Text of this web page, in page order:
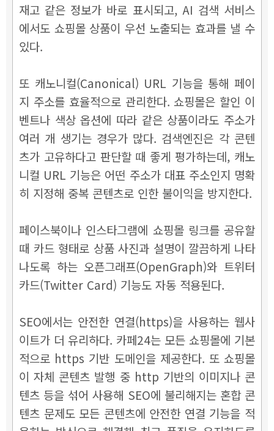
재고 같은 정보가 바로 표시되고, AI 검색 서비스
에서도 쇼핑몰 상품이 우선 노출되는 효과를 낼 수
있다.
또 캐노니컬(Canonical) URL 기능을 통해 페이
지 주소를 효율적으로 관리한다. 쇼핑몰은 할인 이
벤트나 색상 옵션에 따라 같은 상품이라도 주소가
여러 개 생기는 경우가 많다. 검색엔진은 각 콘텐
츠가 고유하다고 판단할 때 좋게 평가하는데, 캐노
니컬 URL 기능은 어떤 주소가 대표 주소인지 명확
히 지정해 중복 콘텐츠로 인한 불이익을 방지한다.
페이스북이나 인스타그램에 쇼핑몰 링크를 공유할
때 카드 형태로 상품 사진과 설명이 깔끔하게 나타
나도록 하는 오픈그래프(OpenGraph)와 트위터
카드(Twitter Card) 기능도 자동 적용된다.
SEO에서는 안전한 연결(https)을 사용하는 웹사
이트가 더 유리하다. 카페24는 모든 쇼핑몰에 기본
적으로 https 기반 도메인을 제공한다. 또 쇼핑몰
이 자체 콘텐츠 발행 중 http 기반의 이미지나 콘
텐츠 등을 섞어 사용해 SEO에 불리해지는 혼합 콘
텐츠 문제도 모든 콘텐츠에 안전한 연결 기능을 적